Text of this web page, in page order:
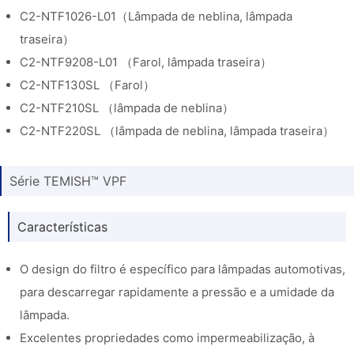
C2-NTF1026-L01（Lâmpada de neblina, lâmpada
traseira）
C2-NTF9208-L01 （Farol, lâmpada traseira）
C2-NTF130SL （Farol）
C2-NTF210SL （lâmpada de neblina）
C2-NTF220SL （lâmpada de neblina, lâmpada traseira）
Série TEMISH™ VPF
Características
O design do filtro é específico para lâmpadas automotivas,
para descarregar rapidamente a pressão e a umidade da
lâmpada.
Excelentes propriedades como impermeabilização, à